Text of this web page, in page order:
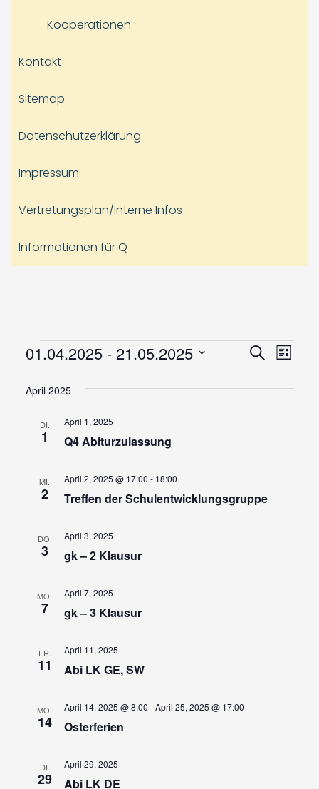
Kooperationen
Kontakt
Sitemap
Datenschutzerklärung
Impressum
Vertretungsplan/interne Infos
Informationen für Q
Veranstaltungen
und
SucheListe
01.04.2025 - 21.05.2025
April 2025
DI.
1 Q4 Abiturzulassung
April 1, 2025
MI.
2 Treffen der Schulentwicklungsgruppe
April 2, 2025 @ 17:00 - 18:00
DO.
3 gk – 2 Klausur
April 3, 2025
MO.
7 gk – 3 Klausur
April 7, 2025
FR.
11 Abi LK GE, SW
April 11, 2025
MO.
14 Osterferien
April 14, 2025 @ 8:00 -April 25, 2025 @ 17:00
DI.
29 Abi LK DE
April 29, 2025